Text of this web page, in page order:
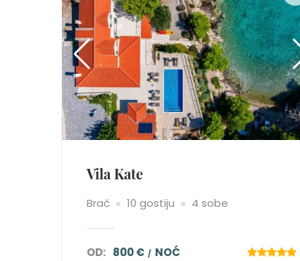
Vila Kate
Brač 10 gostiju 4 sobe
OD: 800 € NOĆ